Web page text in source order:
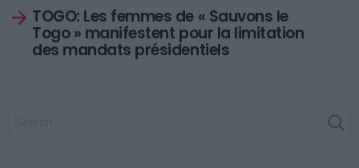
TOGO: Les femmes de « Sauvons le
Togo » manifestent pour la limitation
des mandats présidentiels